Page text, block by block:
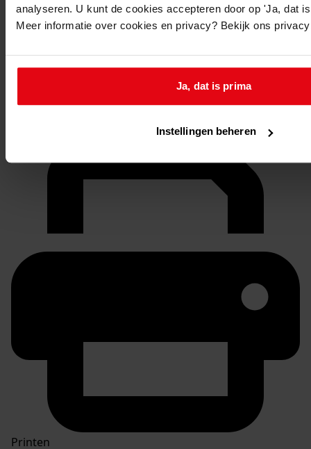
analyseren. U kunt de cookies accepteren door op 'Ja, dat
Meer informatie over cookies en privacy? Bekijk ons
Ja, dat is prima
Instellingen beheren
Printen